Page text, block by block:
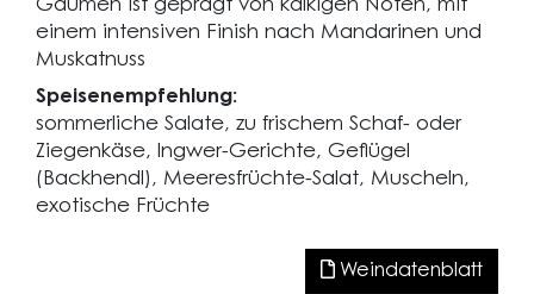
Gaumen ist geprägt von kalkigen Noten, mit
einem intensiven Finish nach Mandarinen und
Muskatnuss
Speisenempfehlung:
sommerliche Salate, zu frischem Schaf- oder
Ziegenkäse, Ingwer-Gerichte, Geflügel
(Backhendl), Meeresfrüchte-Salat, Muscheln,
exotische Früchte
Weindatenblatt